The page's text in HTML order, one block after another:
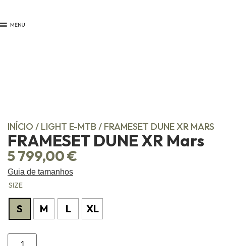
INÍCIO / LIGHT E-MTB / FRAMESET DUNE XR MARS
FRAMESET DUNE XR Mars
5 799,00€
Guia de tamanhos
SIZE
S M L XL